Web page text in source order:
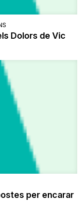
Dolors de Vic
per encarar